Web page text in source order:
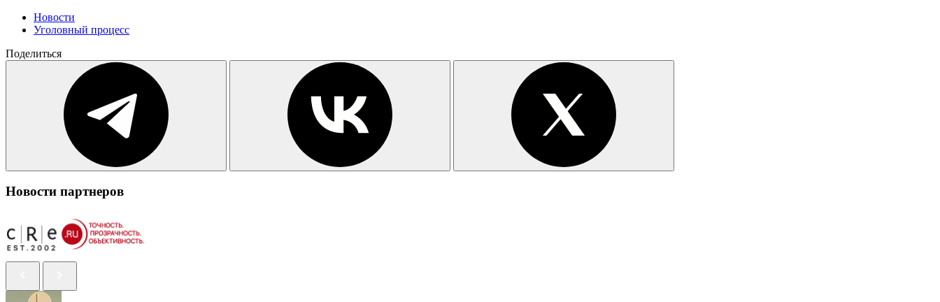
Новости
Уголовный процесс
Поделиться
Новости партнеров